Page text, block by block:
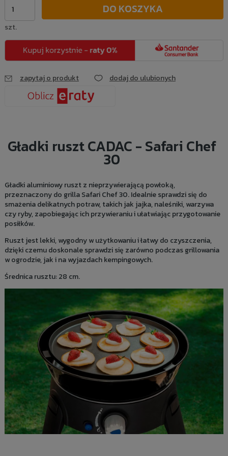
szt.
DO KOSZYKA
zapytaj o produkt dodaj do ulubionych
Gładki ruszt CADAC - Safari Chef
30
Gładki aluminiowy ruszt z nieprzywierającą powłoką,
przeznaczony do grilla Safari Chef 30. Idealnie sprawdzi się do
smażenia delikatnych potraw, takich jak jajka, naleśniki, warzywa
czy ryby, zapobiegając ich przywieraniu i ułatwiając przygotowanie
posiłków.
Ruszt jest lekki, wygodny w użytkowaniu i łatwy do czyszczenia,
dzięki czemu doskonale sprawdzi się zarówno podczas grillowania
w ogrodzie, jak i na wyjazdach kempingowych.
Średnica rusztu: 28 cm.